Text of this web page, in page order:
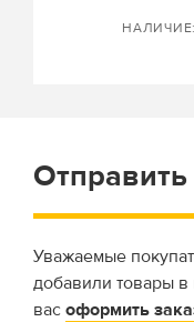
Уважаемые
добавили товары в
вас оформить